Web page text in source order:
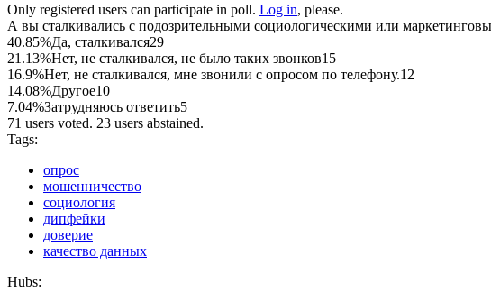
Only registered users can participate in poll. Log in, please.
А вы сталкивались с подозрительными социологическими или
40.85%Да, сталкивался29
21.13%Нет, не сталкивался, не было таких звонков15
16.9%Нет, не сталкивался, мне звонили с опросом по телефону.12
14.08%Другое10
7.04%Затрудняюсь ответить5
71 users voted. 23 users abstained.
Tags:
опрос
мошенничество
социология
дипфейки
доверие
качество данных
Hubs: